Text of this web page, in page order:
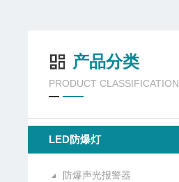
产品分类
PRODUCT CLASSIFICATION
LED防爆灯
防爆声光报警器